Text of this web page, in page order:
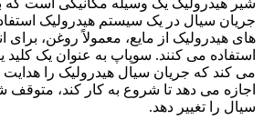
جریان سیال در یک سیستم هیدرولیک
های هیدرولیک از مایع، معمولاً روغن، برای
استفاده می کنند. سوپاپ به عنوان یک کلید
می کند که جریان سیال هیدرولیک را
اجازه می دهد تا شروع به کار کند،
سیال را تغییر دهد.